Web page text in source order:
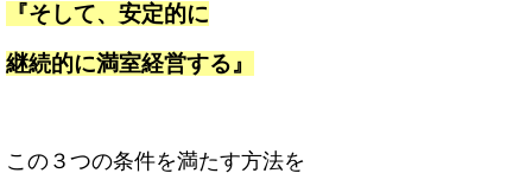
『そして、安定的に
継続的に満室経営する』
この３つの条件を満たす方法を